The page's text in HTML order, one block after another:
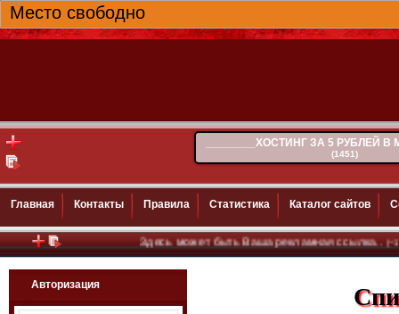
Место свободно
________ХОСТИНГ ЗА 5 РУБЛЕЙ В
(1451)
Главная Контакты Правила Статистика Каталог сайтов
Здесь может быть Ваша рекламная ссылка..(~100)
Авторизация